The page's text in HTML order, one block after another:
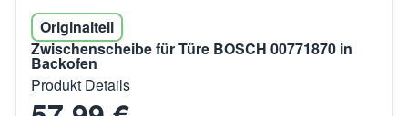
Originalteil
Zwischenscheibe für Türe BOSCH 00771870 in
Backofen
Produkt Details